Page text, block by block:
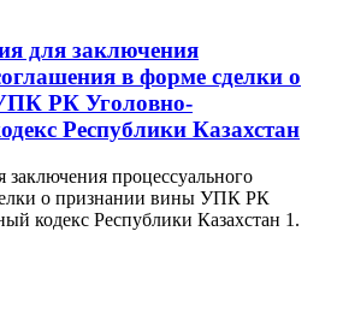
для заключения
в форме сделки о
РК Уголовно-
Республики Казахстан
заключения процессуального
о признании вины УПК РК
кодекс Республики Казахстан 1.